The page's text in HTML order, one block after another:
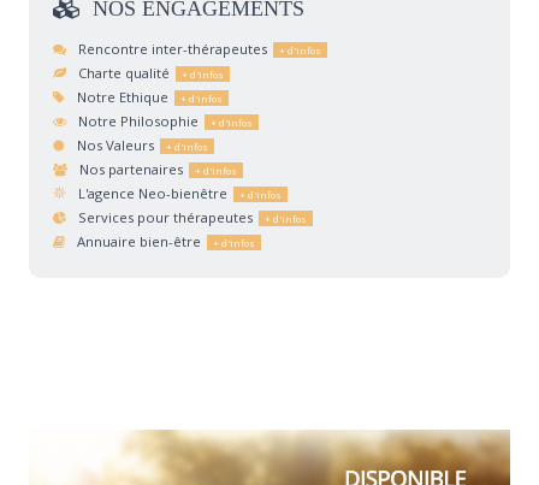
NOS ENGAGEMENTS
Rencontre inter-thérapeutes
Charte qualité
Notre Ethique
Notre Philosophie
Nos Valeurs
Nos partenaires
L'agence Neo-bienêtre
Services pour thérapeutes
Annuaire bien-être